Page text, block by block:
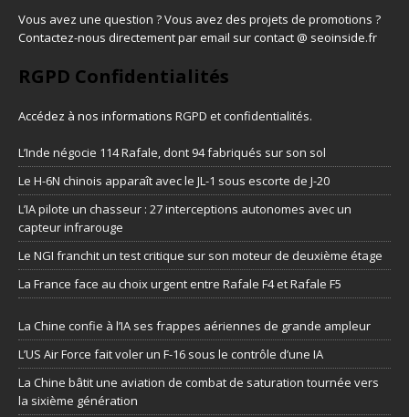
Vous avez une question ? Vous avez des projets de promotions ?
Contactez-nous directement par email sur contact @ seoinside.fr
RGPD Confidentialités
Accédez à nos informations RGPD et confidentialités.
L’Inde négocie 114 Rafale, dont 94 fabriqués sur son sol
Le H-6N chinois apparaît avec le JL-1 sous escorte de J-20
L’IA pilote un chasseur : 27 interceptions autonomes avec un
capteur infrarouge
Le NGI franchit un test critique sur son moteur de deuxième étage
La France face au choix urgent entre Rafale F4 et Rafale F5
La Chine confie à l’IA ses frappes aériennes de grande ampleur
L’US Air Force fait voler un F-16 sous le contrôle d’une IA
La Chine bâtit une aviation de combat de saturation tournée vers
la sixième génération